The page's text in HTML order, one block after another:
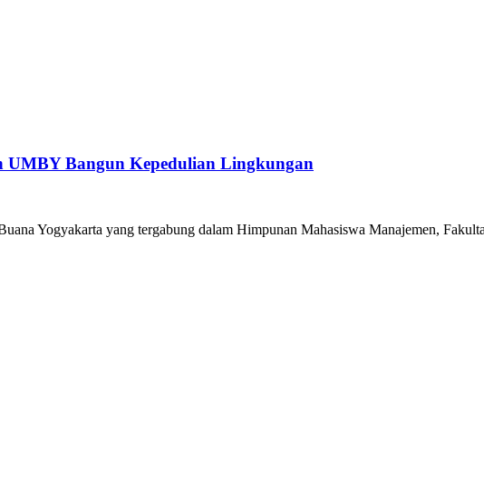
UMBY Bangun Kepedulian Lingkungan
Yogyakarta yang tergabung dalam Himpunan Mahasiswa Manajemen,